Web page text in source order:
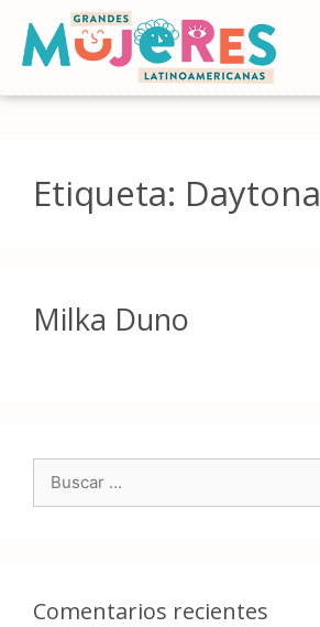
Etiqueta: Daytona
Milka Duno
Comentarios recientes